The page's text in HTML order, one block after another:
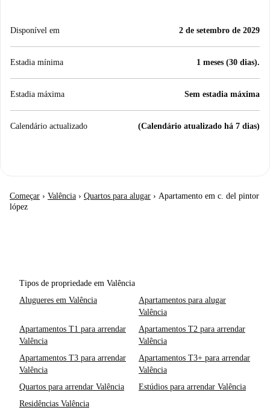
Disponível em 2 de setembro de 2029
Estadia mínima 1 meses (30 dias).
Estadia máxima Sem estadia máxima
Calendário actualizado (Calendário atualizado há 7 dias)
Começar › Valência › Quartos para alugar › Apartamento em c. del pintor
lópez
Tipos de propriedade em Valência
Alugueres em Valência
Apartamentos para alugar
Valência
Apartamentos T1 para arrendar
Valência
Apartamentos T2 para arrendar
Valência
Apartamentos T3 para arrendar
Valência
Apartamentos T3+ para arrendar
Valência
Quartos para arrendar Valência
Estúdios para arrendar Valência
Residências Valência